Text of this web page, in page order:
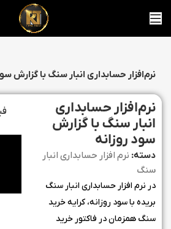
نرم‌افزار حسابداری انبار سنگ با گزارش
نرم‌افزار حسابداری
انبار سنگ با گزارش
سود روزانه
دسته: نرم افزار حسابداری انبار
سنگ
در نرم افزار حسابداری انبار سنگ
بریده با سود روزانه، کرایه خرید
سنگ همزمان در فاکتور خرید